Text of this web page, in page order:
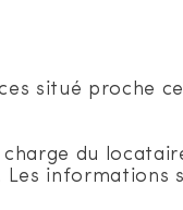
situé proche
du
informations